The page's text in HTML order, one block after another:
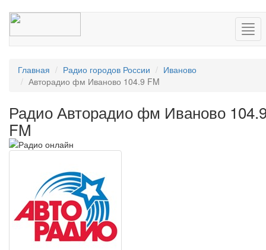
Главная Радио городов России
Иваново
Авторадио фм Иваново 104.9 FM
Радио Авторадио фм Иваново
FM